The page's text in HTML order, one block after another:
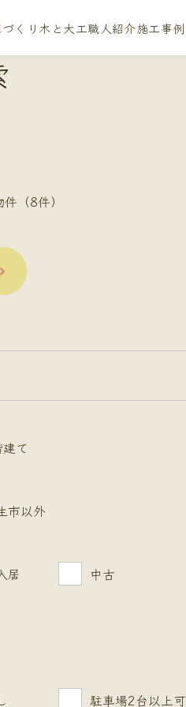
くり 木と大工職人紹介施工事例
（8件）
て
市以外
居 中古
駐車場2台以上可